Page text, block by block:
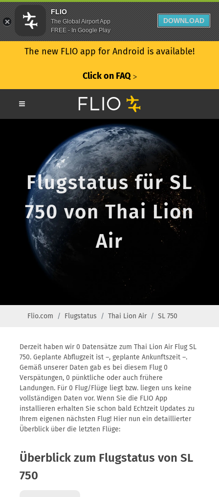
The new FLIO app for Android is available!
Click on FAQ ᐳ
Flugstatus für SL
750 von Thai Lion
Air
Flio.com Flugstatus Thai Lion Air SL 750
Derzeit haben wir 0 Datensätze zum Thai Lion Air Flug SL
750. Geplante Abflugzeit ist –, geplante Ankunftszeit –.
Gemäß unserer Daten gab es bei diesem Flug 0
Verspätungen, 0 pünktliche oder auch frühere
Landungen. Für 0 Flug/Flüge liegt bzw. liegen uns keine
vollständigen Daten vor. Wenn Sie die FLIO App
installieren erhalten Sie schon bald Echtzeit Updates zu
Ihrem eigenen nächsten Flug! Hier nun ein detaillierter
Überblick über die letzten Flüge:
Überblick zum Flugstatus von SL
750
FLIO
The Global Airport App
FREE - In Google Play
DOWNLOAD